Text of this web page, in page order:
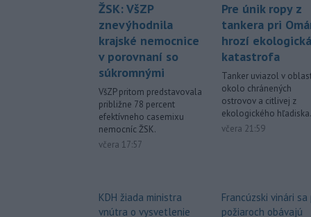
ŽSK: VšZP
znevýhodnila
krajské nemocnice
v porovnaní so
súkromnými
VšZP pritom predstavovala
približne 78 percent
efektívneho casemixu
nemocníc ŽSK.
včera 17:57
KDH žiada ministra
vnútra o vysvetlenie
Pre únik ropy z
tankera pri
hrozí ekologická
katastrofa
Tanker uviazol v
okolo chránených
ostrovov a citlivej z
ekologického hľadiska.
včera 21:59
Francúzski vinári sa
požiaroch obávajú